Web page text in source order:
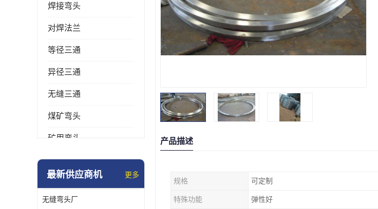
焊接弯头
对焊法兰
等径三通
异径三通
无缝三通
煤矿弯头
矿用弯头
冲压弯头
热压弯头
最新供应商机 更多
无缝弯头厂
产品描述
规格 可定制
特殊功能 弹性好